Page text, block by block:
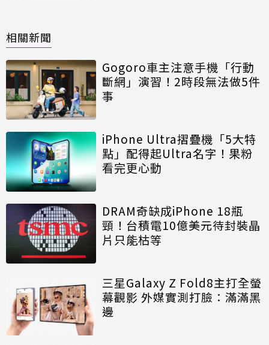
相關新聞
Gogoro車主注意手機「行動
斷網」演習！2時段無法做5件
事
iPhone Ultra摺疊機「5大特
點」配得起Ultra名字！果粉
看完更心動
DRAM奇缺成iPhone 18瓶
頸！台積電10億美元待封裝晶
片只能枯等
三星Galaxy Z Fold8主打全螢
幕觀影 外媒實測打臉：滿滿黑
邊